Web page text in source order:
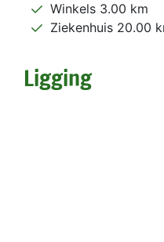
Winkels 3.00 km
Ziekenhuis 20.00
Ligging